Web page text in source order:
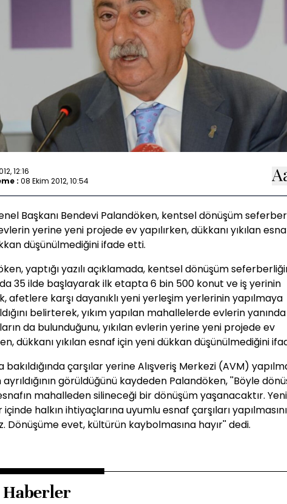
12:16
: 08 Ekim 2012, 10:54
Başkanı Bendevi Palandöken, kentsel dönüşüm
yerine yeni projede ev yapılırken, dükkanı yıkılan
düşünülmediğini ifade etti.
yaptığı yazılı açıklamada, kentsel dönüşüm
35 ilde başlayarak ilk etapta 6 bin 500 konut ve iş yerinin
afetlere karşı dayanıklı yeni yerleşim yerlerinin yapılmaya
belirterek, yıkım yapılan mahallelerde evlerin yanında
da bulunduğunu, yıkılan evlerin yerine yeni projede ev
dükkanı yıkılan esnaf için yeni dükkan düşünülmediğini
bakıldığında çarşılar yerine Alışveriş Merkezi (AVM)
görüldüğünü kaydeden Palandöken, ''Böyle
mahalleden silineceği bir dönüşüm yaşanacaktır. Yeni
halkın ihtiyaçlarına uyumlu esnaf çarşıları yapılmasını
Dönüşüme evet, kültürün kaybolmasına hayır'' dedi.